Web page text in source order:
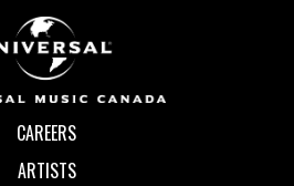
CAREERS
ARTISTS